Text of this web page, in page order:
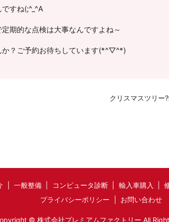
ですね(;^_^A
期的な点検は大事なんですよね～
か？ご予約お待ちしています(*^▽^*)
クリスマスツリー
一般整備 コンピュータ診断 輸入車購入
プライバシーポリシー
お問い合わせ
© 株式会社プレミアムファクトリー All